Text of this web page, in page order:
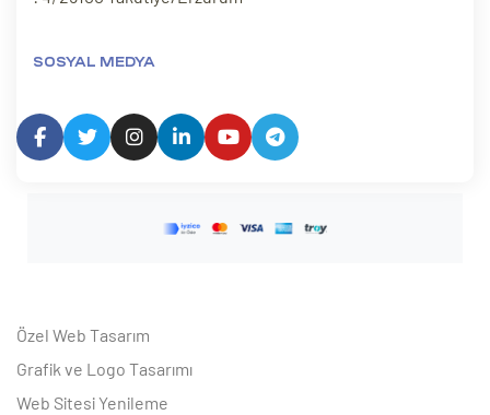
SOSYAL MEDYA
Özel Web Tasarım
Grafik ve Logo Tasarımı
Web Sitesi Yenileme